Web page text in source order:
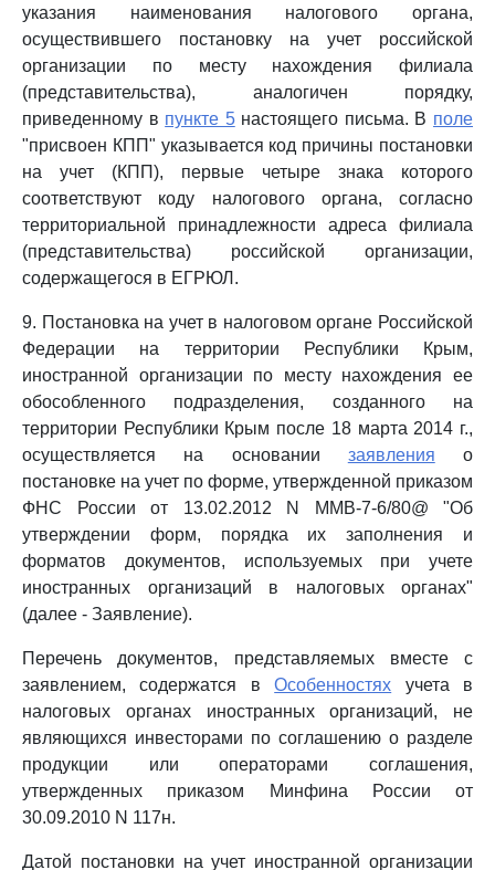
указания наименования налогового органа,
осуществившего постановку на учет российской
организации по месту нахождения филиала
(представительства), аналогичен порядку,
приведенному в пункте 5настоящего письма. В поле
"присвоен КПП" указывается код причины постановки
на учет (КПП), первые четыре знака которого
соответствуют коду налогового органа, согласно
территориальной принадлежности адреса филиала
(представительства) российской организации,
содержащегося в ЕГРЮЛ.
9. Постановка на учет в налоговом органе Российской
Федерации на территории Республики Крым,
иностранной организации по месту нахождения ее
обособленного подразделения, созданного на
территории Республики Крым после 18 марта 2014 г.,
осуществляется на основании заявления о
постановке на учет по форме, утвержденной приказом
ФНС России от 13.02.2012 N ММВ-7-6/80@ "Об
утверждении форм, порядка их заполнения и
форматов документов, используемых при учете
иностранных организаций в налоговых органах"
(далее - Заявление).
Перечень документов, представляемых вместе с
заявлением, содержатся вОсобенностях учета в
налоговых органах иностранных организаций, не
являющихся инвесторами по соглашению о разделе
продукции или операторами соглашения,
утвержденных приказом Минфина России от
30.09.2010 N 117н.
Датой постановки на учет иностранной организации